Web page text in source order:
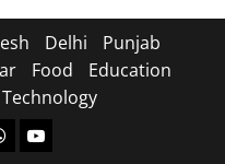
Delhi
Punjab
Food
Education
Technology
whatsapp.com/
Youtube.com